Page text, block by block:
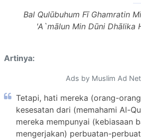
Bal Qulūbuhum Fī Ghamratin
'A`mālun Min Dūni Dhālika
Artinya:
Ads by Muslim Ad
Tetapi, hati mereka (orang-
kesesatan dari (memahami Al-
mereka mempunyai (kebiasaan
mengerjakan) perbuatan-